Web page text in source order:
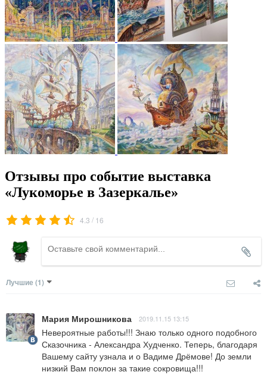
Отзывы про событие выставка
«Лукоморье в Зазеркалье»
4.3 / 16
Лучшие (1)
Мария Мирошникова 2019.11.15 13:15
Невероятные работы!!! Знаю только одного подобного
Сказочника - Александра Худченко. Теперь, благодаря
Вашему сайту узнала и о Вадиме Дрёмове! До земли
низкий Вам поклон за такие сокровища!!!